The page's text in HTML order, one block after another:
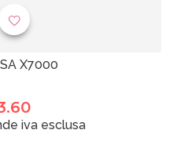
X7000
iva esclusa